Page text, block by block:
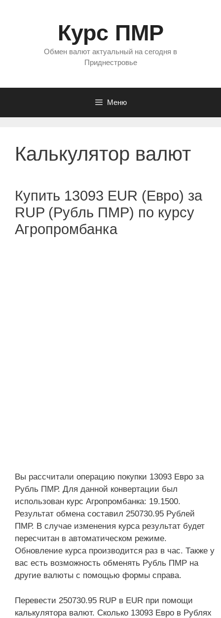
Курс ПМР
Обмен валют актуальный на сегодня в
Приднестровье
Меню
Калькулятор валют
Купить 13093 EUR (Евро) за
RUP (Рубль ПМР) по курсу
Агропромбанка
Вы рассчитали операцию покупки 13093 Евро за
Рубль ПМР. Для данной конвертации был
использован курс Агропромбанка: 19.1500.
Результат обмена составил 250730.95 Рублей
ПМР. В случае изменения курса результат будет
пересчитан в автоматическом режиме.
Обновление курса производится раз в час. Также у
вас есть возможность обменять Рубль ПМР на
другие валюты с помощью формы справа.
Перевести 250730.95 RUP в EUR при помощи
калькулятора валют. Сколько 13093 Евро в Рублях